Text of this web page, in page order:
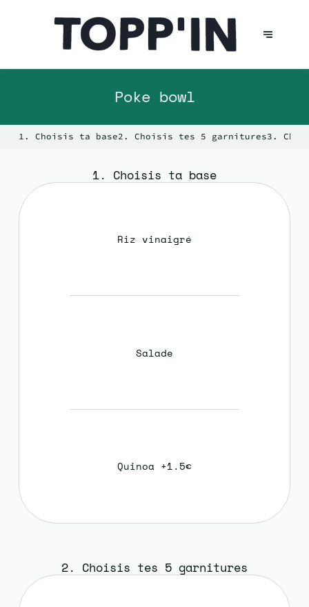
Poke bowl
1. Choisis ta base2. Choisis tes 5 garnitures3.
1. Choisis ta base
Riz vinaigré
Salade
Quinoa +1.5€
2. Choisis tes 5 garnitures